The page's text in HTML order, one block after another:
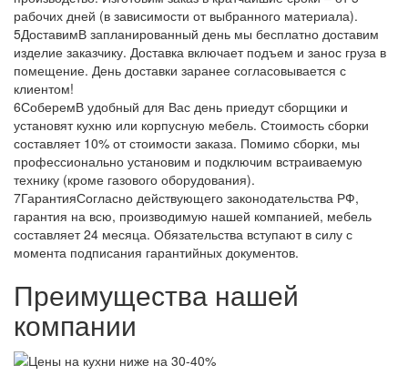
рабочих дней (в зависимости от выбранного материала).
5ДоставимВ запланированный день мы бесплатно доставим
изделие заказчику. Доставка включает подъем и занос груза в
помещение. День доставки заранее согласовывается с
клиентом!
6СоберемВ удобный для Вас день приедут сборщики и
установят кухню или корпусную мебель. Стоимость сборки
составляет 10% от стоимости заказа. Помимо сборки, мы
профессионально установим и подключим встраиваемую
технику (кроме газового оборудования).
7ГарантияСогласно действующего законодательства РФ,
гарантия на всю, производимую нашей компанией, мебель
составляет 24 месяца. Обязательства вступают в силу с
момента подписания гарантийных документов.
Преимущества нашей
компании